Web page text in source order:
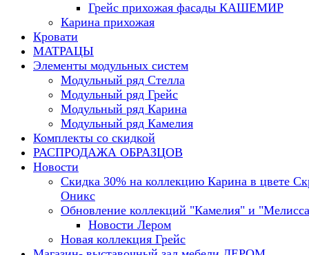
Грейс прихожая фасады КАШЕМИР
Карина прихожая
Кровати
МАТРАЦЫ
Элементы модульных систем
Модульный ряд Стелла
Модульный ряд Грейс
Модульный ряд Карина
Модульный ряд Камелия
Комплекты со скидкой
РАСПРОДАЖА ОБРАЗЦОВ
Новости
Скидка 30% на коллекцию Карина в цвете
Оникс
Обновление коллекций "Камелия" и
Новости Лером
Новая коллекция Грейс